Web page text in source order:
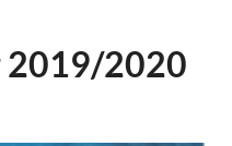
2020